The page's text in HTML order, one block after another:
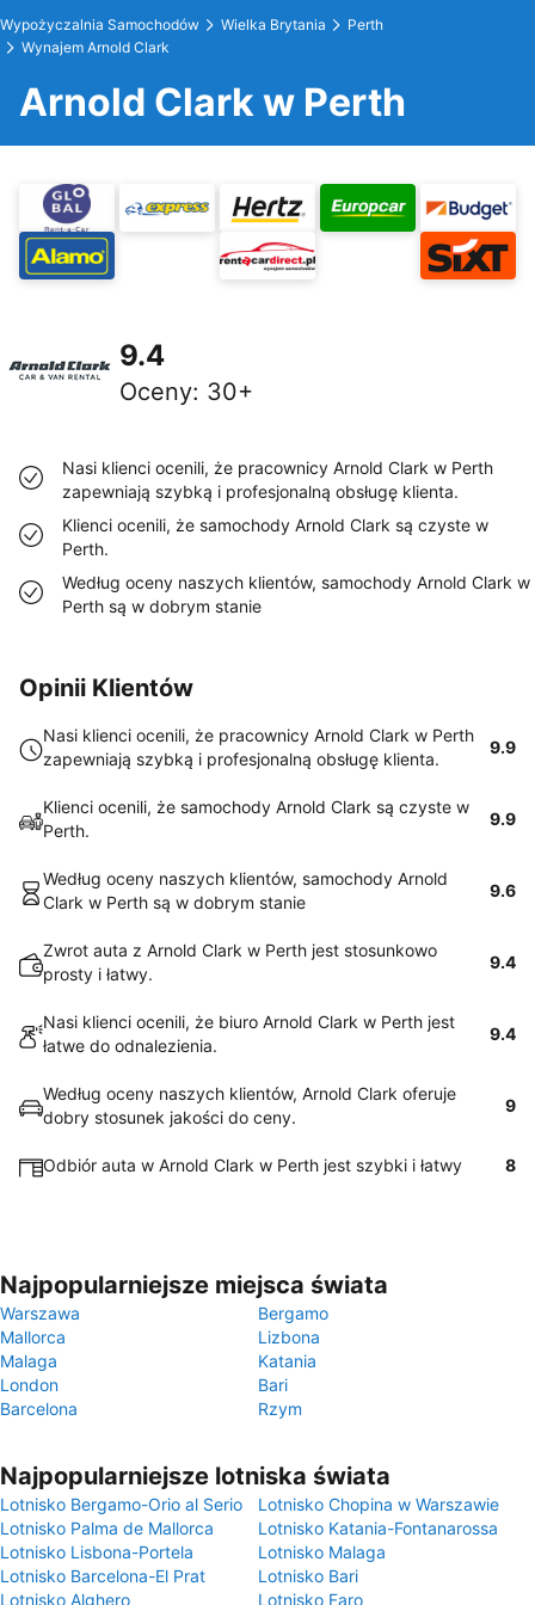
Wypożyczalnia Samochodów Wielka Brytania
Perth
Wynajem Arnold Clark
Arnold Clark w Perth
9.4
Oceny: 30+
Nasi klienci ocenili, że pracownicy Arnold Clark w Perth
zapewniają szybką i profesjonalną obsługę klienta.
Klienci ocenili, że samochody Arnold Clark są czyste w
Perth.
Według oceny naszych klientów, samochody Arnold Clark w
Perth są w dobrym stanie
Opinii Klientów
Nasi klienci ocenili, że pracownicy Arnold Clark w Perth
zapewniają szybką i profesjonalną obsługę klienta.
9.9
Klienci ocenili, że samochody Arnold Clark są czyste w
Perth.
9.9
Według oceny naszych klientów, samochody Arnold
Clark w Perth są w dobrym stanie
9.6
Zwrot auta z Arnold Clark w Perth jest stosunkowo
prosty i łatwy.
9.4
Nasi klienci ocenili, że biuro Arnold Clark w Perth jest
łatwe do odnalezienia.
9.4
Według oceny naszych klientów, Arnold Clark oferuje
dobry stosunek jakości do ceny.
9
Odbiór auta w Arnold Clark w Perth jest szybki i łatwy 8
Najpopularniejsze miejsca świata
Warszawa
Bergamo
Mallorca
Lizbona
Malaga
Katania
London
Bari
Barcelona
Rzym
Najpopularniejsze lotniska świata
Lotnisko Bergamo-Orio al Serio
Lotnisko Chopina w Warszawie
Lotnisko Palma de Mallorca
Lotnisko Katania-Fontanarossa
Lotnisko Lisbona-Portela
Lotnisko Malaga
Lotnisko Barcelona-El Prat
Lotnisko Bari
Lotnisko Alghero
Lotnisko Faro